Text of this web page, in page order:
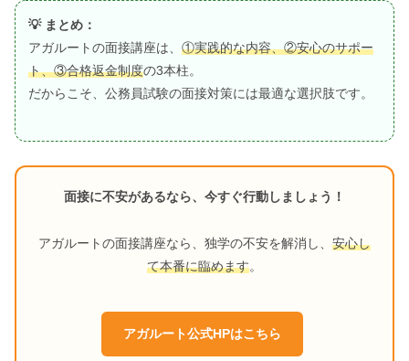
💡 まとめ：
アガルートの面接講座は、 ①実践的な内容、②安心のサポー
ト、③合格返金制度の3本柱。
だからこそ、公務員試験の面接対策には最適な選択肢です。
面接に不安があるなら、今すぐ行動しましょう！
アガルートの面接講座なら、独学の不安を解消し、 安心し
て本番に臨めます。
アガルート公式HPはこちら